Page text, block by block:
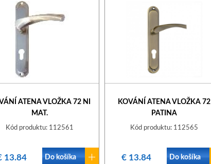
ATENA VLOŽKA 72 NI
MAT.
Kód produktu: 112561
13.84 Do košíka
KOVÁNÍ ATENA VLOŽKA 72
PATINA
Kód produktu: 112565
€ 13.84 Do košíka